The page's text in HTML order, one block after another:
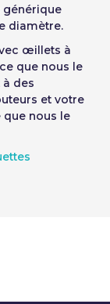
générique
diamètre.
œillets à
que nous le
des
et votre
nous le